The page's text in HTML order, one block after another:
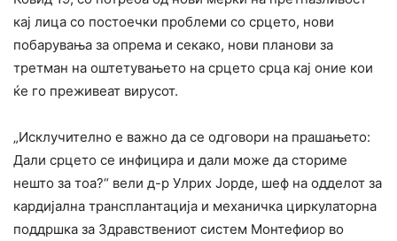
кај лица со постоечки проблеми со срцето, нови
побарувања за опрема и секако, нови планови за
третман на оштетувањето на срцето срца кај оние кои
ќе го преживеат вирусот.
„Исклучително е важно да се одговори на прашањето:
Дали срцето се инфицира и дали може да сториме
нешто за тоа?“ вели д-р Улрих Јорде, шеф на одделот за
кардијална трансплантација и механичка циркулаторна
поддршка за Здравствениот систем Монтефиор во